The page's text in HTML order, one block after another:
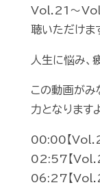
Vol.21〜
聴いただけま
人生に悩み、
この動画がみ
力となります
00:00【
02:57【
06:27【